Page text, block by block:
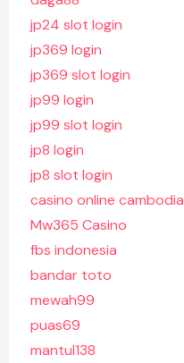
jp24 slot login
jp369 login
jp369 slot login
jp99 login
jp99 slot login
jp8 login
jp8 slot login
casino online cambodia
Mw365 Casino
fbs indonesia
bandar toto
mewah99
puas69
mantul138